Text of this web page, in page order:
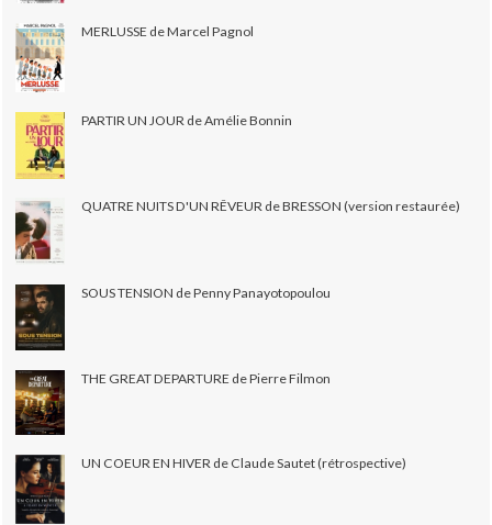
MERLUSSE de Marcel Pagnol
PARTIR UN JOUR de Amélie Bonnin
QUATRE NUITS D'UN RÊVEUR de BRESSON (version restaurée)
SOUS TENSION de Penny Panayotopoulou
THE GREAT DEPARTURE de Pierre Filmon
UN COEUR EN HIVER de Claude Sautet (rétrospective)